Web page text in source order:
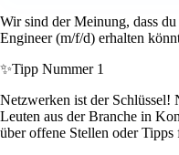
Wir sind der Meinung, dass
Engineer (m/f/d) erhalten
✨Tipp Nummer 1
Netzwerken ist der
Leuten aus der Branche in
über offene Stellen oder